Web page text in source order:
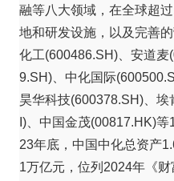
融等八大领域，在全球超
地和研发设施，以及完善
化工(600486.SH)、安道
9.SH)、中化国际
昊华科技(600378.SH)、埃
I)、中国金茂(00817.HK)
23年底，中国中化总资产
1万亿元，位列2024年《财